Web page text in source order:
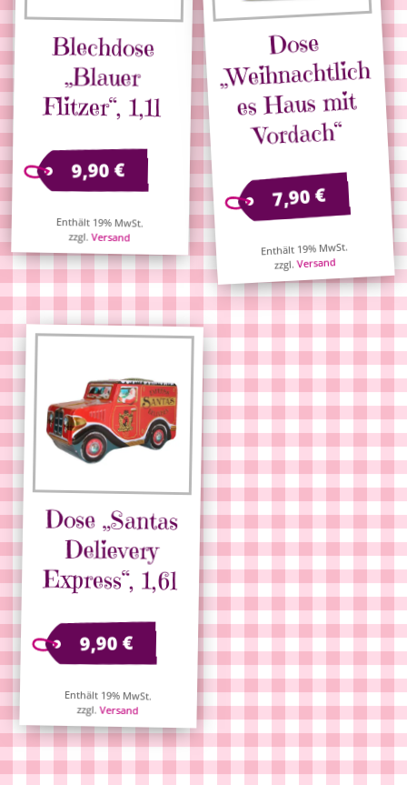
Blechdose
„Blauer
Flitzer“, 1,1l
9,90€
Enthält 19% MwSt.
zzgl.Versand
Dose
„Weihnachtlich
es Haus mit
Vordach“
7,90€
Enthält 19% MwSt.
zzgl.Versand
Dose „Santas
Delievery
Express“, 1,6l
9,90€
Enthält 19% MwSt.
zzgl.Versand